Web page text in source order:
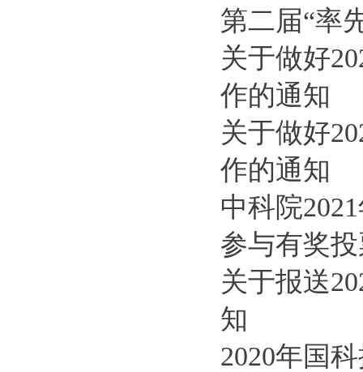
第二届“率
关于做好
作的通知
关于做好
作的通知
中科院
参与有奖
关于报送
知
2020年国